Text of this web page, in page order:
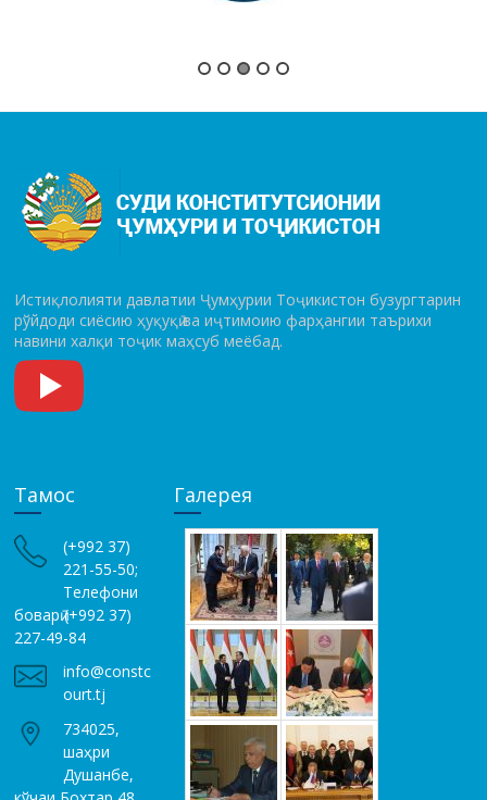
Истиқлолияти давлатии Ҷумҳурии Тоҷикистон бузургтарин
рўй­до­ди сиёсию ҳуқуқӣ ва иҷтимоию фарҳангии таърихи
навини халқи тоҷик маҳсуб меёбад.
Тамос
(+992 37)
221-55-50;
Телефони
боварӣ (+992 37)
227-49-84
info@constc
ourt.tj
734025,
шаҳри
Душанбе,
Галерея